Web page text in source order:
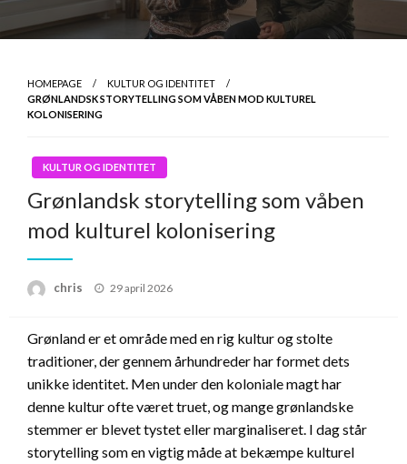
HOMEPAGE
KULTUR OG IDENTITET
GRØNLANDSK STORYTELLING SOM VÅBEN MOD KULTUREL
KOLONISERING
KULTUR OG IDENTITET
Grønlandsk storytelling som våben
mod kulturel kolonisering
chris
Posted
29 april 2026
Grønland er et område med en rig kultur og stolte
traditioner, der gennem århundreder har formet dets
unikke identitet. Men under den koloniale magt har
denne kultur ofte været truet, og mange grønlandske
stemmer er blevet tystet eller marginaliseret. I dag står
storytelling som en vigtig måde at bekæmpe kulturel